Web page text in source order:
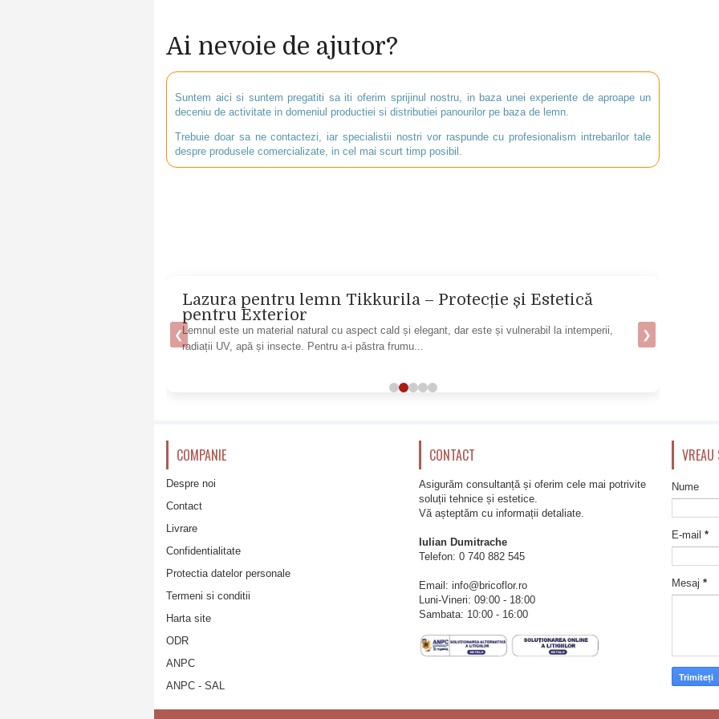
Ai nevoie de ajutor?
Suntem aici si suntem pregatiti sa iti oferim sprijinul nostru, in baza unei experiente de aproape un
deceniu de activitate in domeniul productiei si distributiei panourilor pe baza de lemn.
Trebuie doar sa ne contactezi, iar specialistii nostri vor raspunde cu profesionalism intrebarilor tale
despre produsele comercializate, in cel mai scurt timp posibil.
Lazura pentru lemn Tikkurila – Protecție și Estetică
pentru Exterior
Lemnul este un material natural cu aspect cald și elegant, dar este și vulnerabil la intemperii,
radiații UV, apă și insecte. Pentru a-i păstra frumu...
❮ ❯
COMPANIE
Despre noi
Contact
Livrare
Confidentialitate
Protectia datelor personale
Termeni si conditii
Harta site
ODR
ANPC
ANPC - SAL
CONTACT
Asigurăm consultanță și oferim cele mai potrivite
soluții tehnice și estetice.
Vă așteptăm cu informații detaliate.
Iulian Dumitrache
Telefon: 0 740 882 545
Email: info@bricoflor.ro
Luni-Vineri: 09:00 - 18:00
Sambata: 10:00 - 16:00
VREAU
Nume
E-mail *
Mesaj *